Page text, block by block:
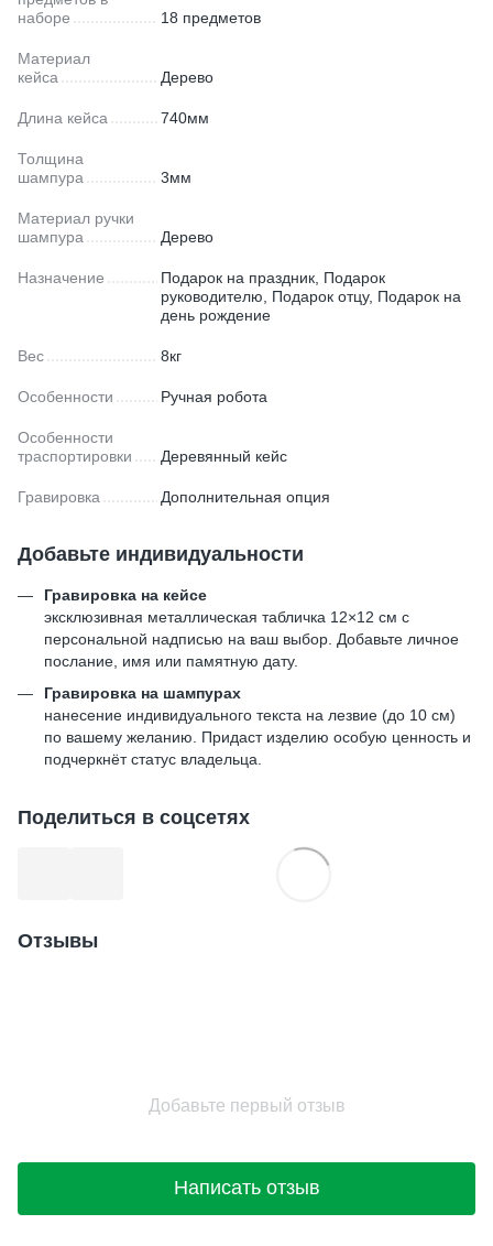
наборе
18 предметов
Материал
кейса
Дерево
Длина кейса 740мм
Толщина
шампура
3мм
Материал ручки
шампура
Дерево
Назначение
Подарок на праздник, Подарок
руководителю, Подарок отцу, Подарок на
день рождение
Вес 8кг
Особенности Ручная робота
Особенности
траспортировки
Деревянный кейс
Гравировка Дополнительная опция
Добавьте индивидуальности
Гравировка на кейсе
эксклюзивная металлическая табличка 12×12 см с
персональной надписью на ваш выбор. Добавьте личное
послание, имя или памятную дату.
Гравировка на шампурах
нанесение индивидуального текста на лезвие (до 10 см)
по вашему желанию. Придаст изделию особую ценность и
подчеркнёт статус владельца.
Поделиться в соцсетях
Отзывы
Добавьте первый отзыв
Написать отзыв